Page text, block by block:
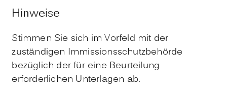
Hinweise
Stimmen Sie sich im Vorfeld mit der
zuständigen Immissionsschutzbehörde
bezüglich der für eine Beurteilung
erforderlichen Unterlagen ab.